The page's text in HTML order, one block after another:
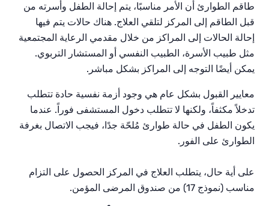
طاقم الطوارئ أن الأمر مناسبًا، يتم إحالة الطفل وأسرته من
قبل الطاقم إلى المركز لتلقي العلاج. هناك حالات يتم فيها
إحالة الحالات إلى المراكز من خلال مقدمي الرعاية المجتمعية
مثل طبيب الأسرة، الطبيب النفسي أو المستشار التربوي.
يمكن أيضًا التوجه إلى المراكز بشكل مباشر.
معايير القبول بشكل عام هي وجود أزمة نفسية حادة تتطلب
تدخلاً مكثفاً، ولكنها لا تتطلب دخول المستشفى فوراً. عندما
يكون الطفل في حالة طوارئ مُلحّة جدًا، فيجب الاتصال بغرفة
الطوارئ على الفور.
على أية حال، يتطلب العلاج في المركز الحصول على التزام
مناسب (نموذج 17) من صندوق المرضى المؤمن.